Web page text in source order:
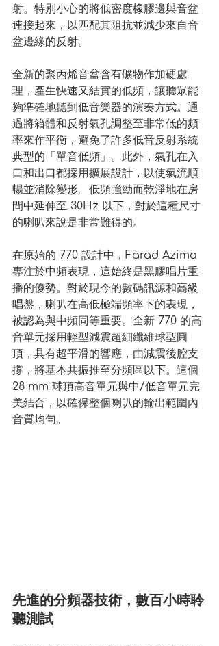
射。特別小心的將低密度橡膠邊與音盆
連接起來，以匹配其阻抗並減少來自音
盆邊緣的反射。
全新的聚丙烯音盆含有礦物作加硬處
理，產生快速又結實的低頻，讓聽眾能
夠準確地聽到低音樂器的演奏方式。通
過將箱體和反射氣孔調整至非常低的頻
率來作平衡，避免了許多低音反射系統
典型的「單音低頻」。此外，氣孔在入
口和出口都採用擴展設計，以使氣流順
暢並消除變形。低頻強勁而乾淨地在房
間中延伸至 30Hz 以下，對於這種尺寸
的喇叭來說是非常難得的。
在原始的 770 設計中，Farad Azima
專注於中頻表現，這始終是黑膠唱片重
播的優勢。對於現今的數碼訊源和高級
唱盤，喇叭在高低極端頻率下的表現，
被認為與中頻同等重要。全新 770 的高
音單元採用輕型減震超細纖維球型圓
頂，具有超平滑的響應，由減震後腔支
撐，將基本共振推至分頻區以下。這個
28 mm 球頂高音單元與中/低音單元完
美結合，以確保整個喇叭的輸出範圍內
音質均勻。
先進的分頻器技術，數百小時聆
聽測試